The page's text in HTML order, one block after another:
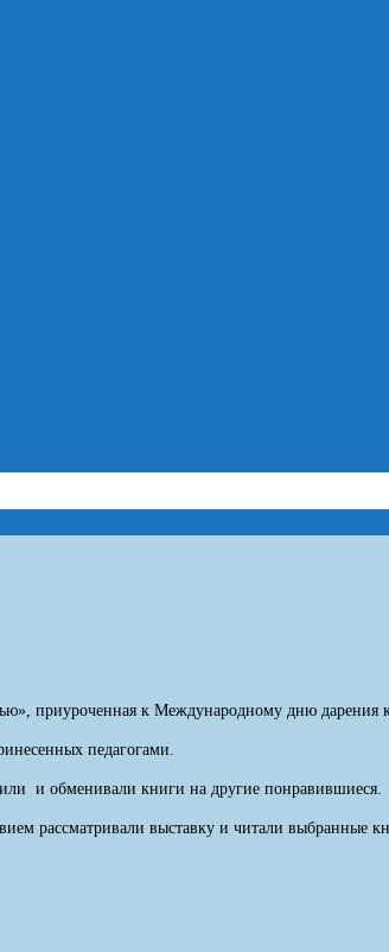
приуроченная к Международному дню дарения
педагогами.
и обменивали книги на другие понравившиеся.
рассматривали выставку и читали выбранные